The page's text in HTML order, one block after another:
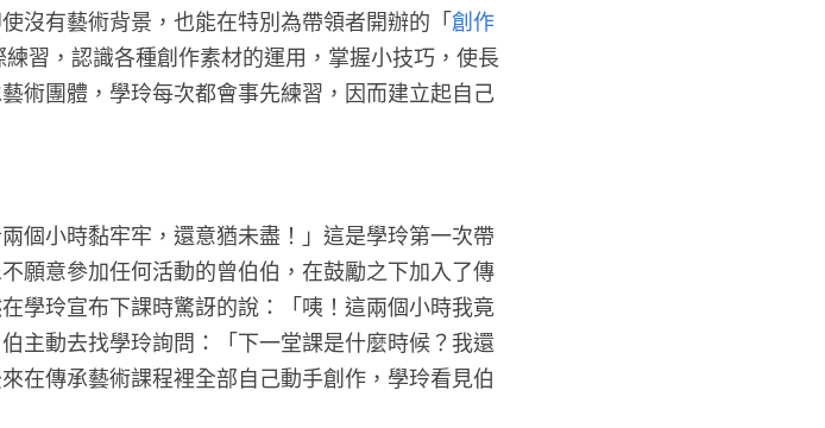
沒有藝術背景，也能在特別為帶領者開辦的「 創作
練習，認識各種創作素材的運用，掌握小技巧，使長
術團體，學玲每次都會事先練習，因而建立起自己
個小時黏牢牢，還意猶未盡！」這是學玲第一次帶
願意參加任何活動的曾伯伯，在鼓勵之下加入了傳
學玲宣布下課時驚訝的說：「咦！這兩個小時我竟
主動去找學玲詢問：「下一堂課是什麼時候？我還
在傳承藝術課程裡全部自己動手創作，學玲看見伯